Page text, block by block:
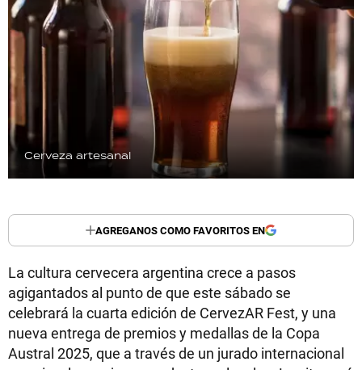
Cerveza artesanal
AGREGANOS COMO FAVORITOS EN
La cultura cervecera argentina crece a pasos
agigantados al punto de que este sábado se
celebrará la cuarta edición de CervezAR Fest, y una
nueva entrega de premios y medallas de la Copa
Austral 2025, que a través de un jurado internacional
Seguinos